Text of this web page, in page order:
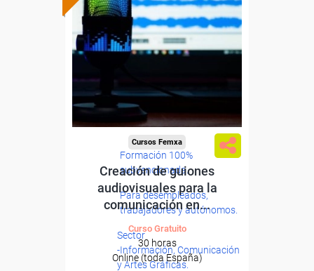
Formación 100%
subvencionada.
Para desempleados,
trabajadores y autónomos.
Sector
-Información, Comunicación
y Artes Gráficas.
Cursos Femxa
Creación de guiones
audiovisuales para la
comunicación en...
Curso Gratuito
30 horas
Online (toda España)